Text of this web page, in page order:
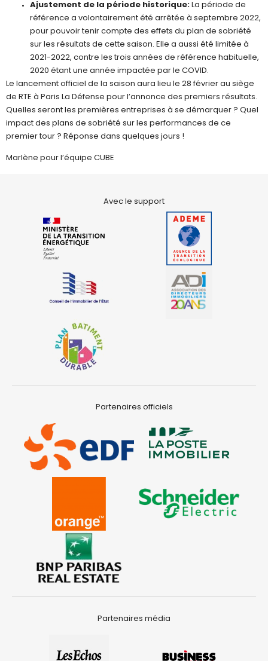
Ajustement de la période historique: La période de
référence a volontairement été arrêtée à septembre 2022,
pour pouvoir tenir compte des effets du plan de sobriété
sur les résultats de cette saison. Elle a aussi été limitée à
2021-2022, contre les trois années de référence habituelle,
2020 étant une année impactée par le COVID.
Le lancement officiel de la saison aura lieu le 28 février au siège
de RTE à Paris La Défense pour l’annonce des premiers résultats.
Quelles seront les premières entreprises à se démarquer ? Quel
impact des plans de sobriété sur les performances de ce
premier tour ? Réponse dans quelques jours !
Marlène pour l’équipe CUBE
Avec le support
Partenaires officiels
Partenaires média